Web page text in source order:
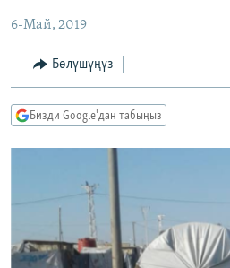
МАДАНИЯТ
ТВ ПРОГРАММАЛАР
БҮГҮН АЗАТТЫКТА
ЭЖЕ-СИҢДИЛЕР
АЗАТТЫК+
ЫҢГАЙСЫЗ СУРООЛОР
ПОДКАСТ
Русский
ОНЛАЙН ШЕРИНЕ
6-Май, 2019
Бөлүшүңүз
Бизди Google'дан табыңыз